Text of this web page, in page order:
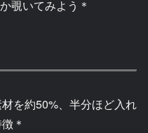
覗いてみよう＊
を約50%、半分ほど入れ
＊